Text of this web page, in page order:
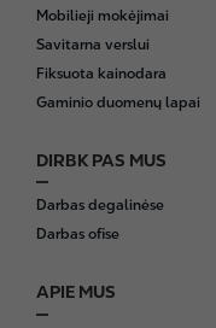
Mobilieji mokėjimai
Savitarna verslui
Fiksuota kainodara
Gaminio duomenų lapai
DIRBK PAS MUS
Darbas degalinėse
Darbas ofise
APIE MUS